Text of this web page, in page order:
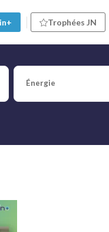
Trophées JN
Ville
Énergie